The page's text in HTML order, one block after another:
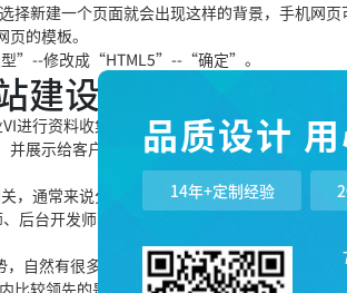
择新建一个页面就会出现这样的背景，手机网页
的模板。
”--修改成“HTML5”--“确定”。
设需要多少钱
进行资料收集、分析策划，制定符合公司本身
并展示给客户确认最终结果。根据策划方案全
，通常来说分为下面4种情况：app开发公司外
后台开发师、测试工程师等，开发周期一般三
自然有很多创投机构看好HTML5网站，新一
比较领先的是不二网(wqdian.com)，产品很惊
品质设计
14年+定制经验